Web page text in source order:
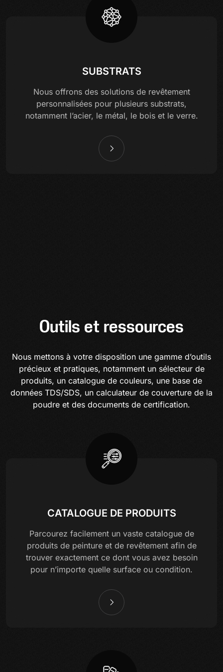
SUBSTRATS
Nous offrons des solutions de revêtement
personnalisées pour plusieurs substrats,
notamment l’acier, le métal, le bois et le verre.
Outils et ressources
Nous mettons à votre disposition une gamme d’outils
précieux et pratiques, notamment un sélecteur de
produits, un catalogue de couleurs, une base de
données TDS/SDS, un calculateur de couverture de la
poudre et des documents de certification.
CATALOGUE DE PRODUITS
Parcourez facilement un vaste catalogue de
produits de peinture et de revêtement afin de
trouver exactement ce dont vous avez besoin
pour n’importe quelle surface ou condition.